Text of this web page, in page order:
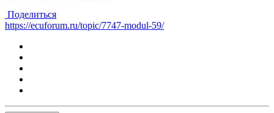
Поделиться
https://ecuforum.ru/topic/7747-modul-59/